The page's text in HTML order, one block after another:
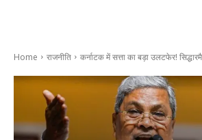
Home राजनीति कर्नाटक में सत्ता का बड़ा उलटफेर!